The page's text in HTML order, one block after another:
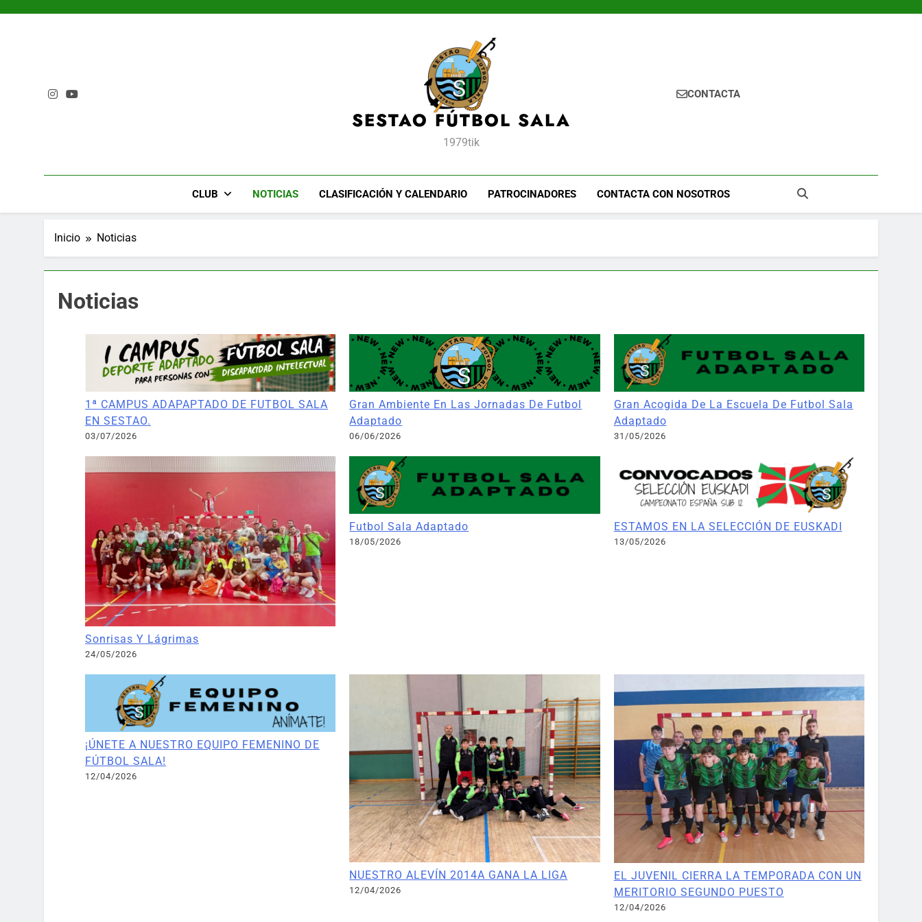
SESTAO FÚTBOL SALA
1979tik
CONTACTA
CLUB NOTICIAS CLASIFICACIÓN Y CALENDARIO PATROCINADORES CONTACTA CON NOSOTROS
Inicio Noticias
Noticias
1ª CAMPUS ADAPAPTADO DE FUTBOL SALA
EN SESTAO.
03/07/2026
Gran Ambiente En Las Jornadas De Futbol
Adaptado
06/06/2026
Gran Acogida De La Escuela De Futbol Sala
Adaptado
31/05/2026
Sonrisas Y Lágrimas
24/05/2026
Futbol Sala Adaptado
18/05/2026
ESTAMOS EN LA SELECCIÓN DE EUSKADI
13/05/2026
¡ÚNETE A NUESTRO EQUIPO FEMENINO DE
FÚTBOL SALA!
12/04/2026
NUESTRO ALEVÍN 2014A GANA LA LIGA
12/04/2026
EL JUVENIL CIERRA LA TEMPORADA CON UN
MERITORIO SEGUNDO PUESTO
12/04/2026